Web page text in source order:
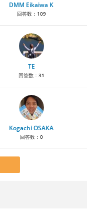
DMM Eikaiwa K
回答数： 109
TE
回答数： 31
Kogachi OSAKA
回答数： 0